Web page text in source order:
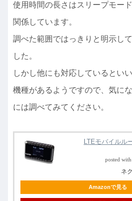
使用時間の長さはスリープモー
関係しています。
調べた範囲ではっきりと明示し
した。
しかし他にも対応しているとい
機種があるようですので、気に
には調べてみてください。
LTEモバイル
posted with
ネ
Amazonで見る